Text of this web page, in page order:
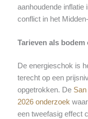
aanhoudende inflatie
conflict in het
Tarieven als
De energieschok is
terecht op een
opgetrokken. De
2026 onderzoek
een tweefasig effect